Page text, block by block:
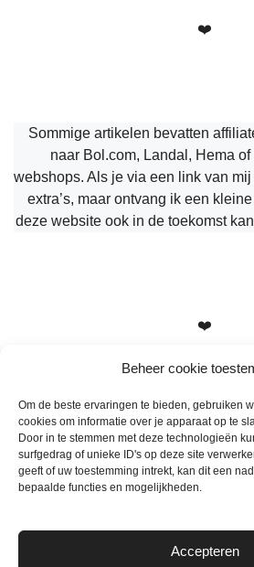
Beheer cookie
Om de beste ervaringen te bieden, gebruiken
cookies om informatie over je apparaat op te
Door in te stemmen met deze technologieën
surfgedrag of unieke ID's op deze site
geeft of uw toestemming intrekt, kan dit een
bepaalde functies en mogelijkheden.
Accepteren
❤️
Sommige artikelen bevatten
naar Bol.com, Landal, Hema
webshops. Als je via een link van
extra’s, maar ontvang ik een
deze website ook in de toekomst
❤️
Heb je vragen, suggesties of tips?